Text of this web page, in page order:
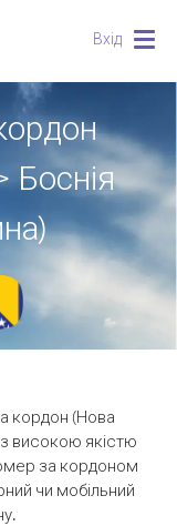
Вхід
Боснія
кордон (Нова
високою якістю
за кордоном
чи мобільний